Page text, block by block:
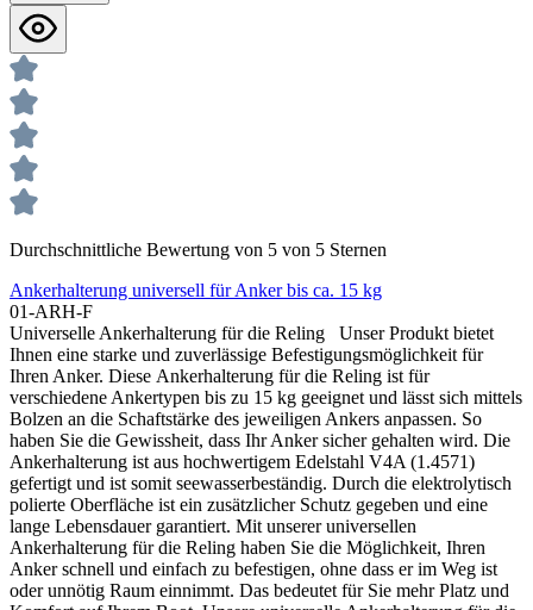
Durchschnittliche Bewertung von 5 von 5 Sternen
Ankerhalterung universell für Anker bis ca. 15 kg
01-ARH-F
Universelle Ankerhalterung für die Reling Unser Produkt bietet
Ihnen eine starke und zuverlässige Befestigungsmöglichkeit für
Ihren Anker. Diese Ankerhalterung für die Reling ist für
verschiedene Ankertypen bis zu 15 kg geeignet und lässt sich mittels
Bolzen an die Schaftstärke des jeweiligen Ankers anpassen. So
haben Sie die Gewissheit, dass Ihr Anker sicher gehalten wird. Die
Ankerhalterung ist aus hochwertigem Edelstahl V4A (1.4571)
gefertigt und ist somit seewasserbeständig. Durch die elektrolytisch
polierte Oberfläche ist ein zusätzlicher Schutz gegeben und eine
lange Lebensdauer garantiert. Mit unserer universellen
Ankerhalterung für die Reling haben Sie die Möglichkeit, Ihren
Anker schnell und einfach zu befestigen, ohne dass er im Weg ist
oder unnötig Raum einnimmt. Das bedeutet für Sie mehr Platz und